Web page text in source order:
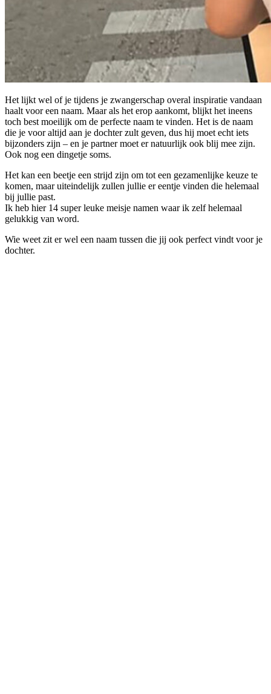
Het lijkt wel of je tijdens je zwangerschap overal inspiratie vandaan
haalt voor een naam. Maar als het erop aankomt, blijkt het ineens
toch best moeilijk om de perfecte naam te vinden. Het is de naam
die je voor altijd aan je dochter zult geven, dus hij moet echt iets
bijzonders zijn – en je partner moet er natuurlijk ook blij mee zijn.
Ook nog een dingetje soms.
Het kan een beetje een strijd zijn om tot een gezamenlijke keuze te
komen, maar uiteindelijk zullen jullie er eentje vinden die helemaal
bij jullie past.
Ik heb hier 14 super leuke meisje namen waar ik zelf helemaal
gelukkig van word.
Wie weet zit er wel een naam tussen die jij ook perfect vindt voor je
dochter.